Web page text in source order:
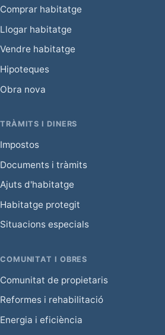
Comprar habitatge
Llogar habitatge
Vendre habitatge
Hipoteques
Obra nova
TRÀMITS I DINERS
Impostos
Documents i tràmits
Ajuts d'habitatge
Habitatge protegit
Situacions especials
COMUNITAT I OBRES
Comunitat de propietaris
Reformes i rehabilitació
Energia i eficiència